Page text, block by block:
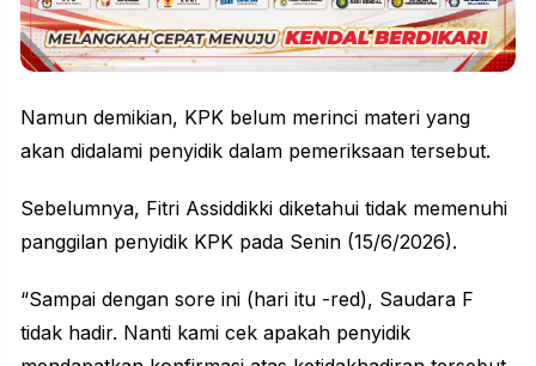
Namun demikian, KPK belum merinci materi yang
akan didalami penyidik dalam pemeriksaan tersebut.
Sebelumnya, Fitri Assiddikki diketahui tidak memenuhi
panggilan penyidik KPK pada Senin (15/6/2026).
“Sampai dengan sore ini (hari itu -red), Saudara F
tidak hadir. Nanti kami cek apakah penyidik